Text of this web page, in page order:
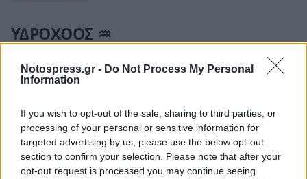
Notospress.gr - Do Not Process My Personal
Information
If you wish to opt-out of the sale, sharing to third parties, or
processing of your personal or sensitive information for
targeted advertising by us, please use the below opt-out
section to confirm your selection. Please note that after your
opt-out request is processed you may continue seeing
ΥΔΡΟΧΟΟΣ ♒
Το τετράγωνο Ήλιου-Ουρανού είναι «κομμένο
και ραμμένο» στα μέτρα σου κι ανεξάρτητα με το
επιλογές σου, εκείνο...Διάβασε περισσότερα
ΙΧΘΥΕΣ ♓